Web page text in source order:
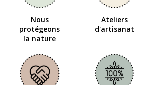
Nous
protégeons
la nature
Ateliers
d'artisanat